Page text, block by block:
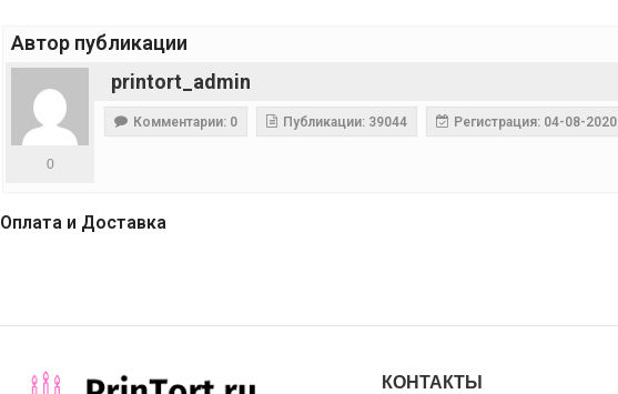
Автор публикации
printort_admin
0
Комментарии: 0 Публикации: 39044 Регистрация: 04-08-2020
Оплата и Доставка
КОНТАКТЫ